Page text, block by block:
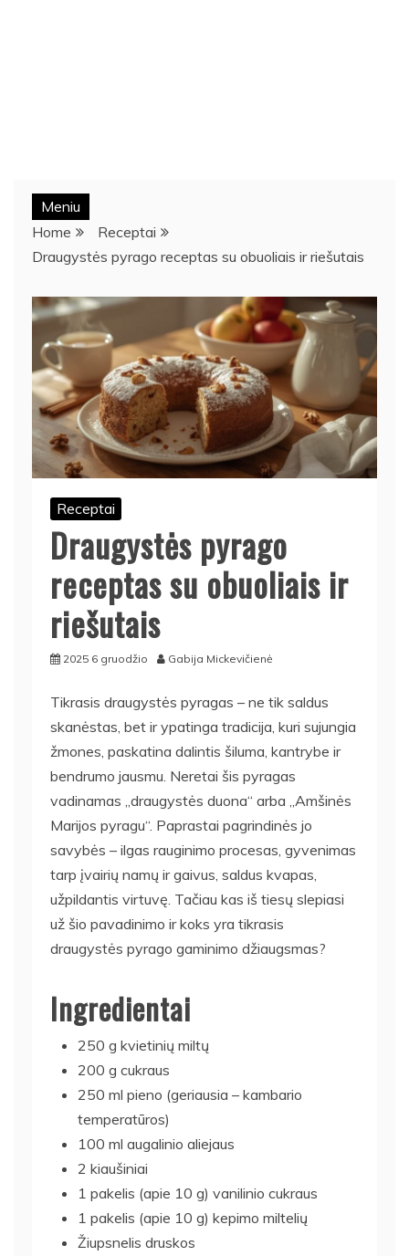
Meniu
Home
Receptai
Draugystės pyrago receptas su obuoliais ir riešutais
Receptai
Draugystės pyrago
receptas su obuoliais ir
riešutais
2025 6 gruodžio Gabija Mickevičienė
Tikrasis draugystės pyragas – ne tik saldus
skanėstas, bet ir ypatinga tradicija, kuri sujungia
žmones, paskatina dalintis šiluma, kantrybe ir
bendrumo jausmu. Neretai šis pyragas
vadinamas „draugystės duona“ arba „Amšinės
Marijos pyragu“. Paprastai pagrindinės jo
savybės – ilgas rauginimo procesas, gyvenimas
tarp įvairių namų ir gaivus, saldus kvapas,
užpildantis virtuvę. Tačiau kas iš tiesų slepiasi
už šio pavadinimo ir koks yra tikrasis
draugystės pyrago gaminimo džiaugsmas?
Ingredientai
250 g kvietinių miltų
200 g cukraus
250 ml pieno (geriausia – kambario
temperatūros)
100 ml augalinio aliejaus
2 kiaušiniai
1 pakelis (apie 10 g) vanilinio cukraus
1 pakelis (apie 10 g) kepimo miltelių
Žiupsnelis druskos